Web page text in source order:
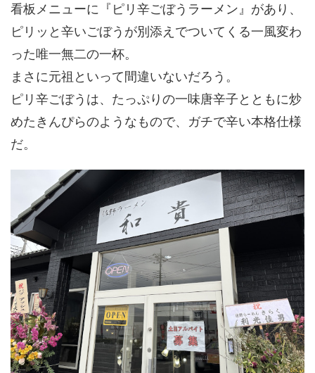
看板メニューに『ピリ辛ごぼうラーメン』があり、
ピリッと辛いごぼうが別添えでついてくる一風変わ
った唯一無二の一杯。
まさに元祖といって間違いないだろう。
ピリ辛ごぼうは、たっぷりの一味唐辛子とともに炒
めたきんぴらのようなもので、ガチで辛い本格仕様
だ。